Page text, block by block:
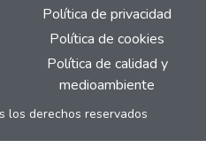
Política de privacidad
Política de cookies
Política de calidad y
medioambiente
los derechos reservados